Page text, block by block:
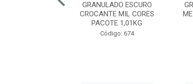
GRANULADO ESCURO
CROCANTE MIL CORES
PACOTE 1,01KG
Código: 674